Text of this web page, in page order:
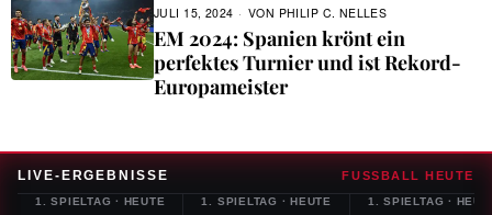
EM 2024: Spanien krönt ein
perfektes Turnier und ist Rekord-
Europameister
JULI 15, 2024 VON PHILIP C. NELLES
LIVE-ERGEBNISSE FUSSBALL HEUTE
1. SPIELTAG · HEUTE 1. SPIELTAG ·HEUTE 1. SPIELTAG ·